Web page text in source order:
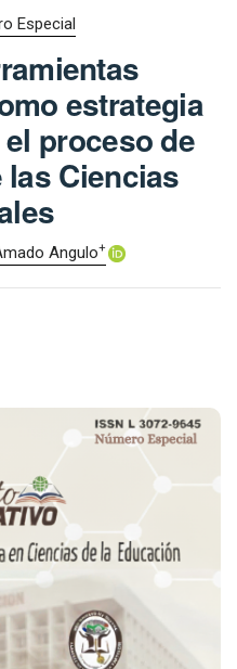
Especial
estrategia
proceso de
las Ciencias
Angulo+